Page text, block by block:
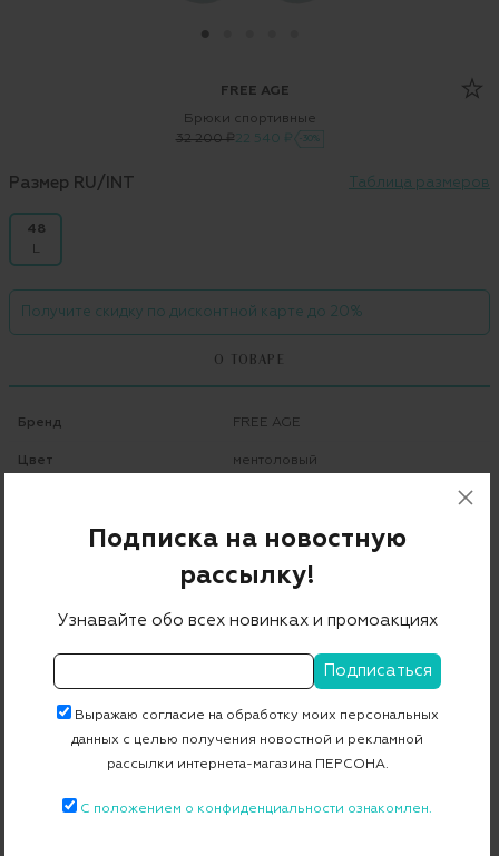
FREE AGE
Брюки спортивные
32 200 ₽22 540 ₽ -30%
Размер RU/INT Таблица размеров
48
L
Получите скидку по дисконтной карте до 20%
О ТОВАРЕ
Бренд FREE AGE
Цвет ментоловый
Страна дизайна Россия
Россия
Артикул
Бесплатная примерка в пункте выдачи
Подписка на новостную
рассылку!
Узнавайте обо всех новинках и промоакциях
Выражаю согласие на обработку моих персональных
данных с целью получения новостной и рекламной
рассылки интернета-магазина ПЕРСОНА.
С положением о конфиденциальности ознакомлен.